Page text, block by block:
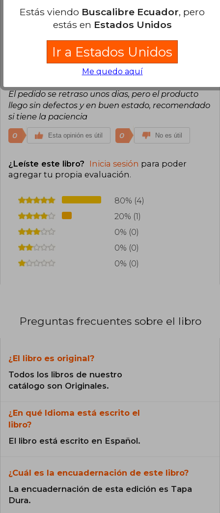
Ideal para los pequeños y los jóvenes en
crecimiento.
Esta opinión es útil 0 No es útil
Lunes 07 de Julio, 2025
El pedido se retraso unos dias, pero el producto
llego sin defectos y en buen estado, recomendado
si tiene la paciencia
0 Esta opinión es útil 0 No es útil
¿Leíste este libro? Inicia sesión para poder
agregar tu propia evaluación.
80% (4)
20% (1)
0% (0)
0% (0)
0% (0)
Preguntas frecuentes sobre el libro
¿El libro es original?
Todos los libros de nuestro
catálogo son Originales.
¿En qué Idioma está escrito el
libro?
El libro está escrito en Español.
¿Cuál es la encuadernación de este libro?
La encuadernación de esta edición es Tapa
Dura.
Estás viendo Buscalibre Ecuador, pero
estás en Estados Unidos
Ir a Estados Unidos
Me quedo aquí